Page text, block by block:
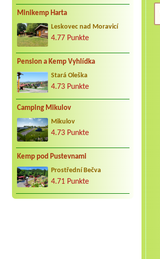
Minikemp Harta
Leskovec nad Moravicí
4.77 Punkte
Pension a Kemp Vyhlídka
Stará Oleška
4.73 Punkte
Camping Mikulov
Mikulov
4.73 Punkte
Kemp pod Pustevnami
Prostřední Bečva
4.71 Punkte